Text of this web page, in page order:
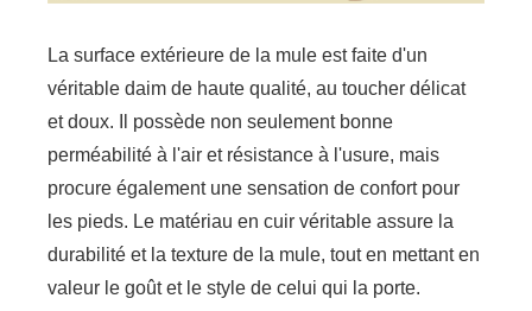
La surface extérieure de la mule est faite d'un
véritable daim de haute qualité, au toucher délicat
et doux. Il possède non seulement bonne
perméabilité à l'air et résistance à l'usure, mais
procure également une sensation de confort pour
les pieds. Le matériau en cuir véritable assure la
durabilité et la texture de la mule, tout en mettant en
valeur le goût et le style de celui qui la porte.